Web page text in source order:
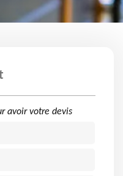
avoir votre devis